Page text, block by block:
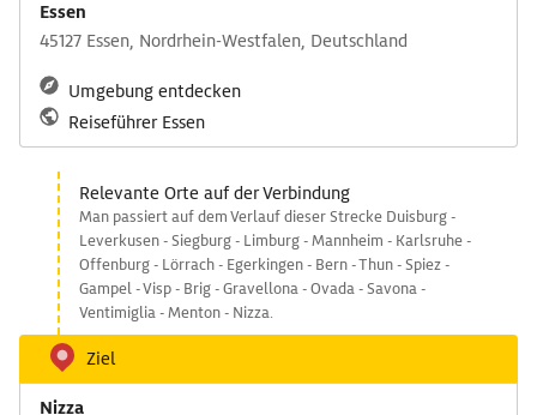
Essen
45127 Essen, Nordrhein-Westfalen, Deutschland
Umgebung entdecken
Reiseführer Essen
Relevante Orte auf der Verbindung
Man passiert auf dem Verlauf dieser Strecke Duisburg -
Leverkusen - Siegburg - Limburg - Mannheim - Karlsruhe -
Offenburg - Lörrach - Egerkingen - Bern - Thun - Spiez -
Gampel - Visp - Brig - Gravellona - Ovada - Savona -
Ventimiglia - Menton - Nizza.
Ziel
Nizza